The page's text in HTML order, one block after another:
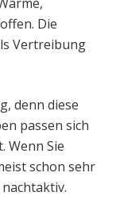
Die
Vertreibung
denn diese
passen sich
Wenn Sie
schon sehr